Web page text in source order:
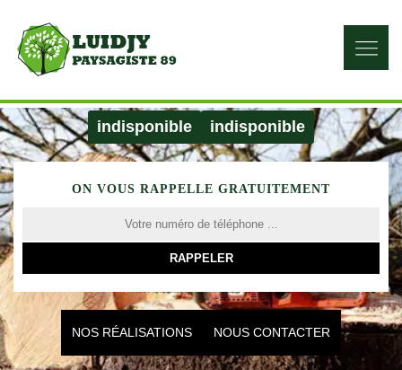
indisponible indisponible
ON VOUS RAPPELLE GRATUITEMENT
NOS RÉALISATIONS NOUS CONTACTER